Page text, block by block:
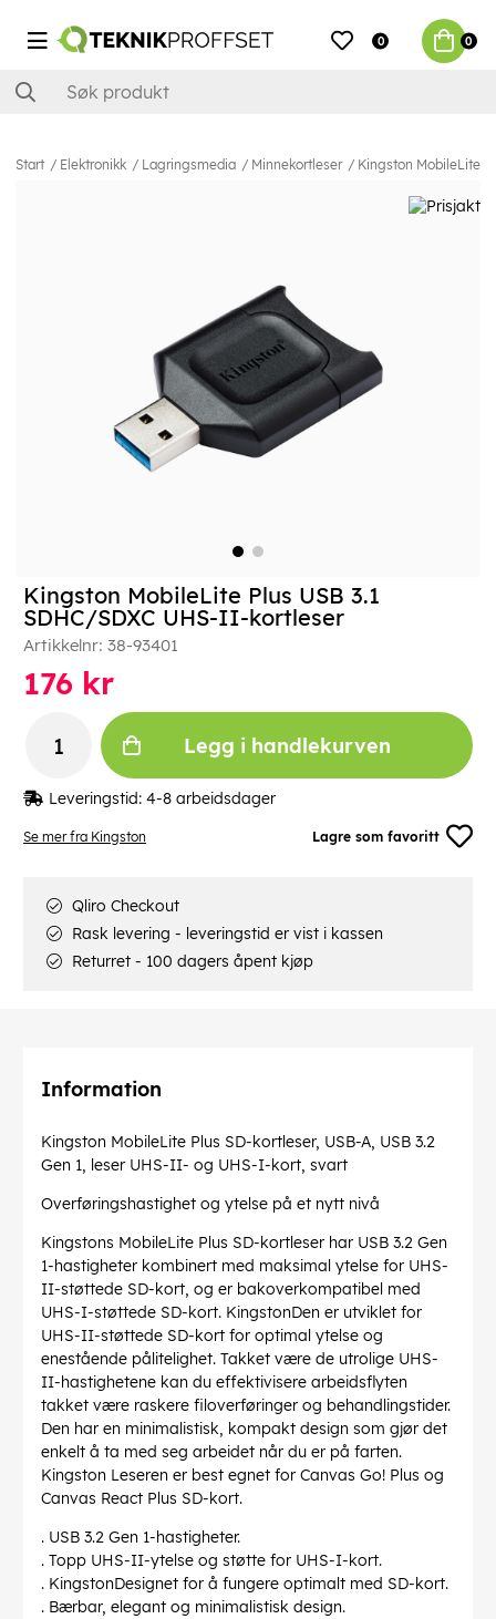
0 0
Start Elektronikk Lagringsmedia Minnekortleser Kingston MobileLite
Se mer fra Kingston Lagre som favoritt
Kingston MobileLite Plus USB 3.1
SDHC/SDXC UHS-II-kortleser
Artikkelnr: 38-93401
176 kr
Legg i handlekurven
Leveringstid: 4-8 arbeidsdager
Qliro Checkout
Rask levering - leveringstid er vist i kassen
Returret - 100 dagers åpent kjøp
Information
Kingston MobileLite Plus SD-kortleser, USB-A, USB 3.2
Gen 1, leser UHS-II- og UHS-I-kort, svart
Overføringshastighet og ytelse på et nytt nivå
Kingstons MobileLite Plus SD-kortleser har USB 3.2 Gen
1-hastigheter kombinert med maksimal ytelse for UHS-
II-støttede SD-kort, og er bakoverkompatibel med
UHS-I-støttede SD-kort. KingstonDen er utviklet for
UHS-II-støttede SD-kort for optimal ytelse og
enestående pålitelighet. Takket være de utrolige UHS-
II-hastighetene kan du effektivisere arbeidsflyten
takket være raskere filoverføringer og behandlingstider.
Den har en minimalistisk, kompakt design som gjør det
enkelt å ta med seg arbeidet når du er på farten.
Kingston Leseren er best egnet for Canvas Go! Plus og
Canvas React Plus SD-kort.
. USB 3.2 Gen 1-hastigheter.
. Topp UHS-II-ytelse og støtte for UHS-I-kort.
. KingstonDesignet for å fungere optimalt med SD-kort.
. Bærbar, elegant og minimalistisk design.